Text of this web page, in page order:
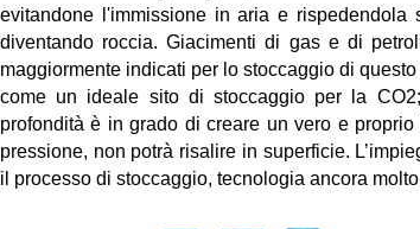
evitandone l'immissione in aria e rispedendola
diventando roccia. Giacimenti di gas e di
maggiormente indicati per lo stoccaggio di
come un ideale sito di stoccaggio per la
profondità è in grado di creare un vero e
pressione, non potrà risalire in superficie.
il processo di stoccaggio, tecnologia ancora